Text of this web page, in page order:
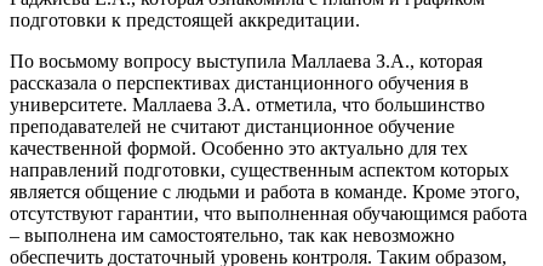
подготовки к предстоящей аккредитации.
По восьмому вопросу выступила Маллаева З.А., которая
рассказала о перспективах дистанционного обучения в
университете. Маллаева З.А. отметила, что большинство
преподавателей не считают дистанционное обучение
качественной формой. Особенно это актуально для тех
направлений подготовки, существенным аспектом которых
является общение с людьми и работа в команде. Кроме этого,
отсутствуют гарантии, что выполненная обучающимся работа
– выполнена им самостоятельно, так как невозможно
обеспечить достаточный уровень контроля. Таким образом,